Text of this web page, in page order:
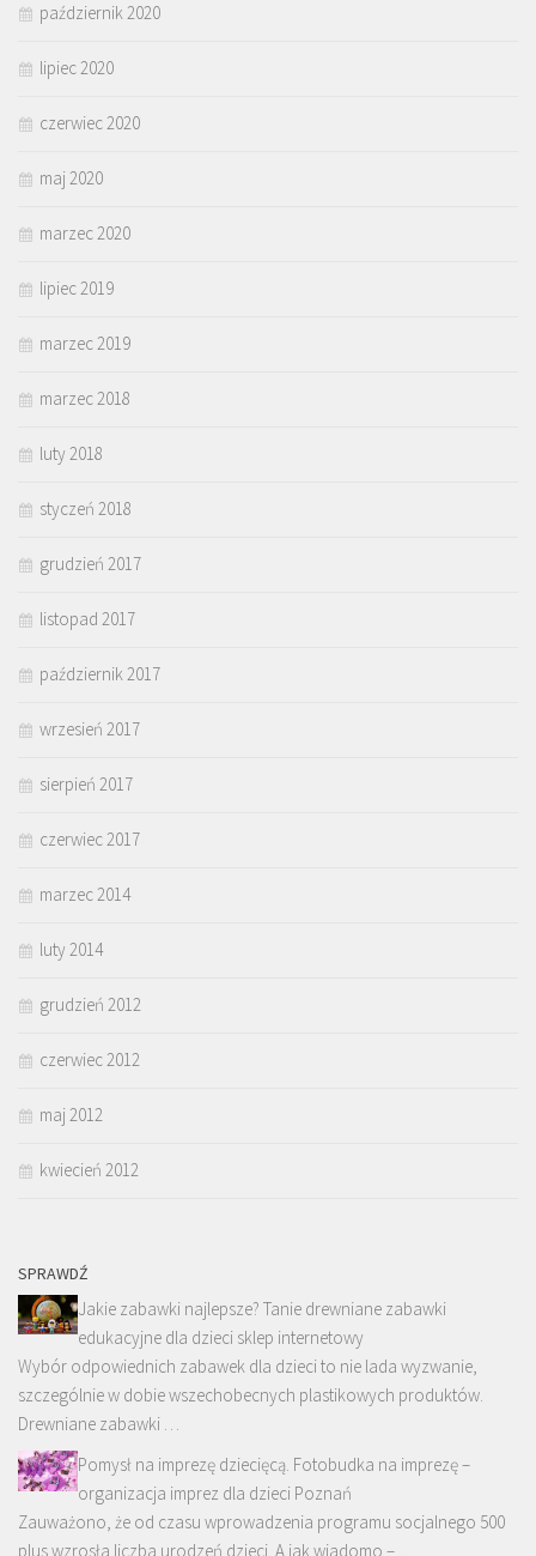
październik 2020
lipiec 2020
czerwiec 2020
maj 2020
marzec 2020
lipiec 2019
marzec 2019
marzec 2018
luty 2018
styczeń 2018
grudzień 2017
listopad 2017
październik 2017
wrzesień 2017
sierpień 2017
czerwiec 2017
marzec 2014
luty 2014
grudzień 2012
czerwiec 2012
maj 2012
kwiecień 2012
SPRAWDŹ
Jakie zabawki najlepsze? Tanie drewniane zabawki
edukacyjne dla dzieci sklep internetowy
Wybór odpowiednich zabawek dla dzieci to nie lada wyzwanie,
szczególnie w dobie wszechobecnych plastikowych produktów.
Drewniane zabawki …
Pomysł na imprezę dziecięcą. Fotobudka na imprezę –
organizacja imprez dla dzieci Poznań
Zauważono, że od czasu wprowadzenia programu socjalnego 500
plus wzrosła liczba urodzeń dzieci. A jak wiadomo – …